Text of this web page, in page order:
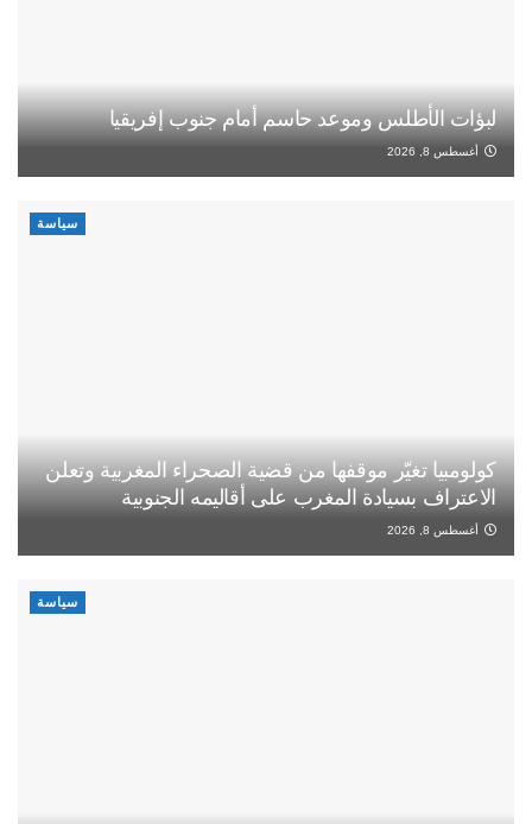
لبؤات الأطلس وموعد حاسم أمام جنوب إفريقيا
أغسطس 8, 2026
سياسة
كولومبيا تغيّر موقفها من قضية الصحراء المغربية وتعلن
الاعتراف بسيادة المغرب على أقاليمه الجنوبية
أغسطس 8, 2026
سياسة